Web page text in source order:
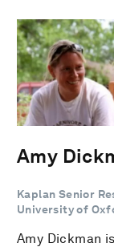
Amy
Kaplan Senior
University of
Amy Dickman